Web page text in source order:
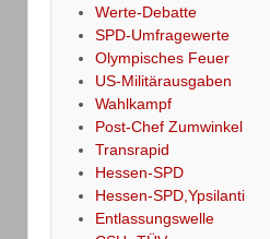
Werte-Debatte
SPD-Umfragewerte
Olympisches Feuer
US-Militärausgaben
Wahlkampf
Post-Chef Zumwinkel
Transrapid
Hessen-SPD
Hessen-SPD,Ypsilanti
Entlassungswelle